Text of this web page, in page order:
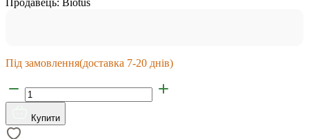
Під замовлення(доставка 7-20 днів)
Купити